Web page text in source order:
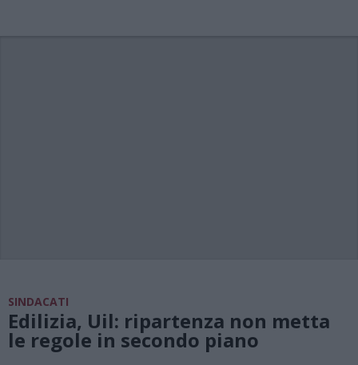
SINDACATI
Edilizia, Uil: ripartenza non metta
le regole in secondo piano